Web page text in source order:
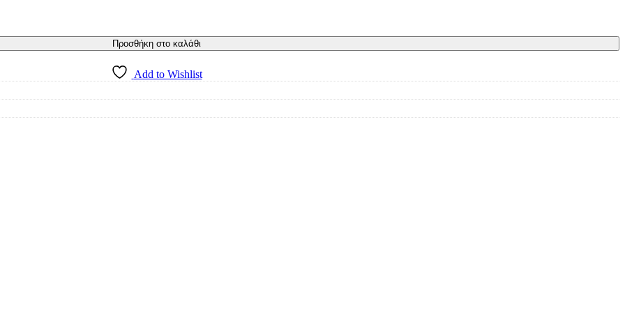
Προσθήκη στο καλάθι
Add to Wishlist